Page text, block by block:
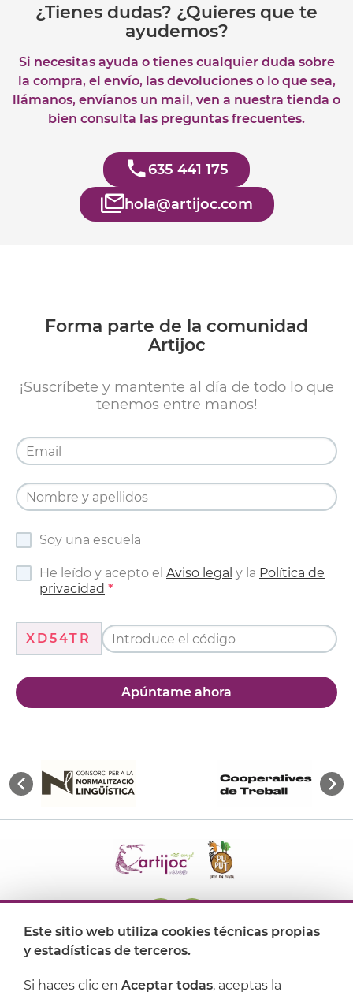
¿Tienes dudas? ¿Quieres que te
ayudemos?
Si necesitas ayuda o tienes cualquier duda sobre
la compra, el envío, las devoluciones o lo que sea,
llámanos, envíanos un mail, ven a nuestra tienda o
bien consulta las preguntas frecuentes.
635 441 175
hola@artijoc.com
Forma parte de la comunidad
Artijoc
¡Suscríbete y mantente al día de todo lo que
tenemos entre manos!
Soy una escuela
He leído y acepto el Aviso legal y la Política de
privacidad
XD54TR
Apúntame ahora
Dónde encontrarnos
Este sitio web utiliza cookies técnicas propias
y estadísticas de terceros.
Si haces clic en Aceptar todas, aceptas la